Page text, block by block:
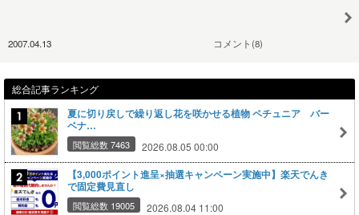
2007.04.13 コメント(8)
総合記事ランキング
夏に切り戻しで繰り返し花を咲かせる植物 ペチュニア バー
ベナ…
閲覧総数 7463 2026.08.05 00:00
【3,000ポイント進呈×抽選キャンペーン実施中】楽天でんき
で固定費見直し
閲覧総数 19005 2026.08.04 11:00